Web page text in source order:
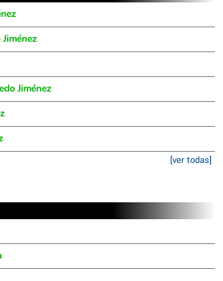
Jiménez
[ver todas]